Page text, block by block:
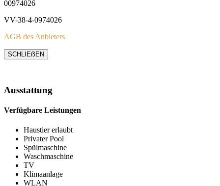
00974026
VV-38-4-0974026
AGB des Anbieters
SCHLIEẞEN
Ausstattung
Verfügbare Leistungen
Haustier erlaubt
Privater Pool
Spülmaschine
Waschmaschine
TV
Klimaanlage
WLAN